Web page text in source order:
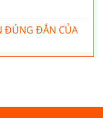
ĐÚNG ĐẮN CỦA